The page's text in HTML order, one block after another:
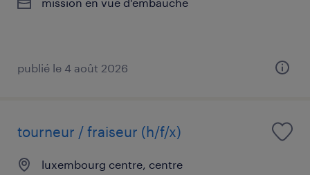
publié le 4 août 2026
tourneur / fraiseur (h/f/x)
luxembourg centre, centre